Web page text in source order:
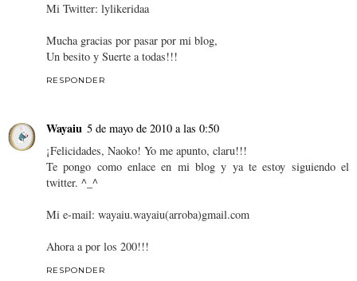
Mi Twitter: lylikeridaa
Mucha gracias por pasar por mi blog,
Un besito y Suerte a todas!!!
RESPONDER
Wayaiu 5 de mayo de 2010 a las 0:50
¡Felicidades, Naoko! Yo me apunto, claru!!!
Te pongo como enlace en mi blog y ya te estoy siguiendo el
twitter. ^_^
Mi e-mail: wayaiu.wayaiu(arroba)gmail.com
Ahora a por los 200!!!
RESPONDER